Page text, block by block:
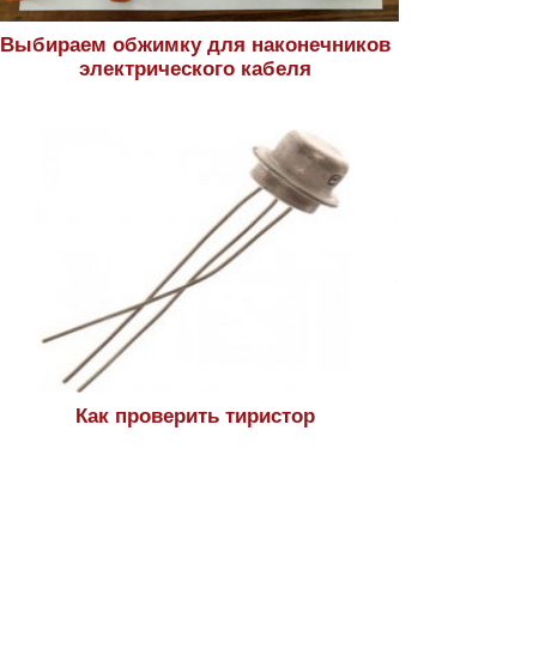
Выбираем обжимку для наконечников
электрического кабеля
Как проверить тиристор